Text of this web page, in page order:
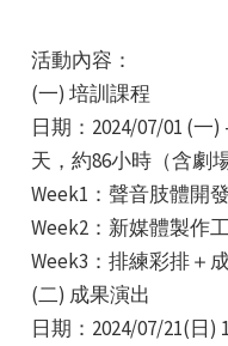
活動內容：
(一) 培訓課程
日期：2024/07/01 (一
天，約86小時（含劇場
Week1：聲音肢體開
Week2：新媒體製作
Week3：排練彩排＋
(二) 成果演出
日期：2024/07/21(日)